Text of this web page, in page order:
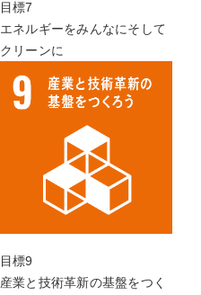
目標7
エネルギーをみんなにそして
クリーンに
目標9
産業と技術革新の基盤をつく